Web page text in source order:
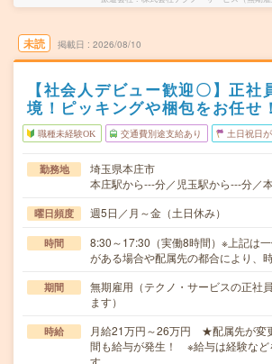
未読 掲載日 2026/08/10
【社会人デビュー歓迎〇】正社
境！ピッキングや梱包をお任せ！
職種未経験OK 交通費別途支給あり 土日祝日
勤務地
埼玉県本庄市
本庄駅から---分／児玉駅から---分／
曜日頻度 週5日／月～金（土日休み）
時間
8:30～17:30（実働8時間）※上記は
がある場合や配属先の都合により、
期間
無期雇用（テクノ・サービスの正社
ます）
時給
月給21万円～26万円 ★配属先が変
間も給与が発生！ ※給与は経験など
す